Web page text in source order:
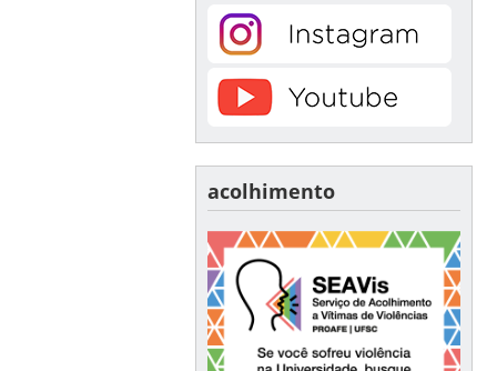
acolhimento